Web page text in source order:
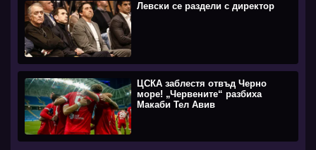
Левски се раздели с директор
ЦСКА заблестя отвъд Черно
море! „Червените“ разбиха
Макаби Тел Авив